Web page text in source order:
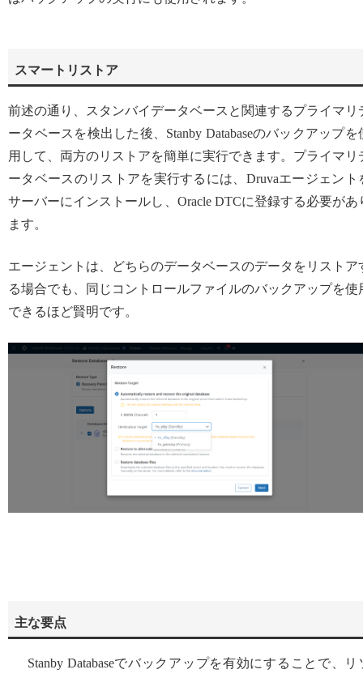
スマートリストア
前述の通り、スタンバイデータベースと関連するプライマリ
ータベースを検出した後、Stanby Databaseのバックアップを
用して、両方のリストアを簡単に実行できます。プライマリ
ータベースのリストアを実行するには、Druvaエージェント
サーバーにインストールし、Oracle DTCに登録する必要があ
ます。
エージェントは、どちらのデータベースのデータをリストア
る場合でも、同じコントロールファイルのバックアップを使
できるほど賢明です。
主な要点
Stanby Databaseでバックアップを有効にすることで、リ